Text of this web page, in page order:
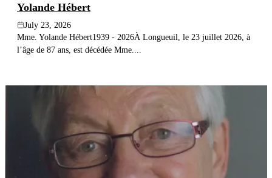
Yolande Hébert
July 23, 2026
Mme. Yolande Hébert1939 - 2026À Longueuil, le 23 juillet 2026, à
l’âge de 87 ans, est décédée Mme....